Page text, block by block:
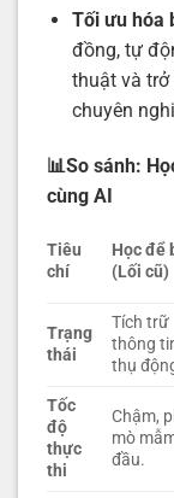
Tối ưu hóa
đồng, tự
thuật và
chuyên
📊So sánh:
cùng AI
Tiêu
chí
Học để
(Lối cũ)
Trạng
thái
Tích trữ
thông
thụ
Tốc
độ
thực
thi
Chậm,
mò
đầu.